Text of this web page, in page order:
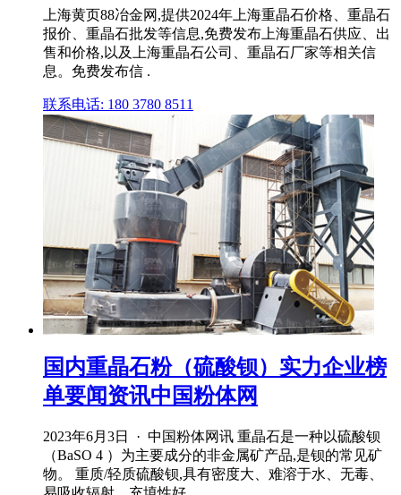
上海黄页88冶金网,提供2024年上海重晶石价格、重晶石
报价、重晶石批发等信息,免费发布上海重晶石供应、出
售和价格,以及上海重晶石公司、重晶石厂家等相关信
息。免费发布信 .
联系电话: 180 3780 8511
国内重晶石粉（硫酸钡）实力企业榜
单要闻资讯中国粉体网
2023年6月3日 · 中国粉体网讯 重晶石是一种以硫酸钡
（BaSO 4 ）为主要成分的非金属矿产品,是钡的常见矿
物。 重质/轻质硫酸钡,具有密度大、难溶于水、无毒、